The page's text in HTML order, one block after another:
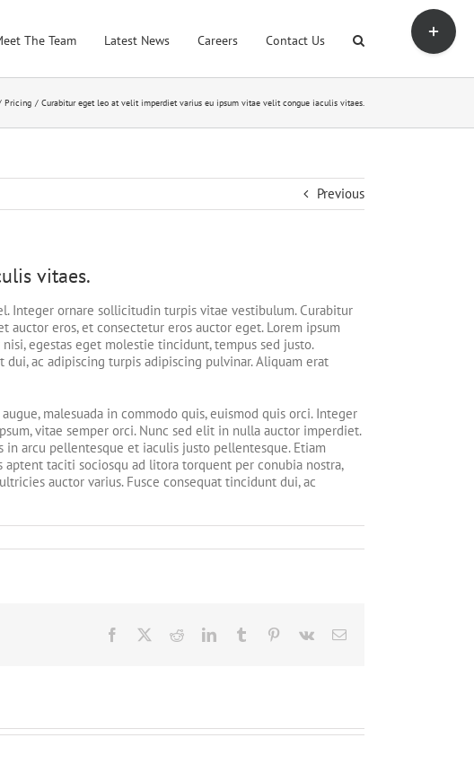
The Team Latest News Careers Contact Us
Pricing Curabitur eget leo at velit imperdiet varius eu ipsum vitae velit congue iaculis vitaes.
Previous
vitaes.
Integer ornare sollicitudin turpis vitae vestibulum. Curabitur
auctor eros, et consectetur eros auctor eget. Lorem ipsum
egestas eget molestie tincidunt, tempus sed justo.
ac adipiscing turpis adipiscing pulvinar. Aliquam erat
malesuada in commodo quis, euismod quis orci. Integer
vitae semper orci. Nunc sed elit in nulla auctor imperdiet.
arcu pellentesque et iaculis justo pellentesque. Etiam
aptent taciti sociosqu ad litora torquent per conubia nostra,
auctor varius. Fusce consequat tincidunt dui, ac
Facebook RedditLinkedInTumblr Pinterest
Vk Email
Toggle
Sliding
Bar